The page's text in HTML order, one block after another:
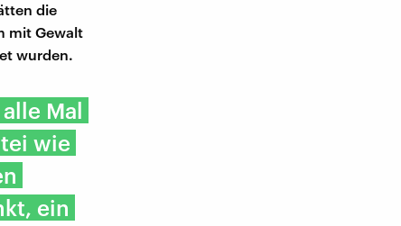
die
mit Gewalt
wurden.
Mal
wie
ein